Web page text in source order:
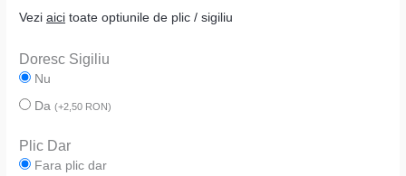
Veziaici toate optiunile de plic / sigiliu
Doresc Sigiliu
Nu
Da(+2,50 RON)
Plic Dar
Fara plic dar